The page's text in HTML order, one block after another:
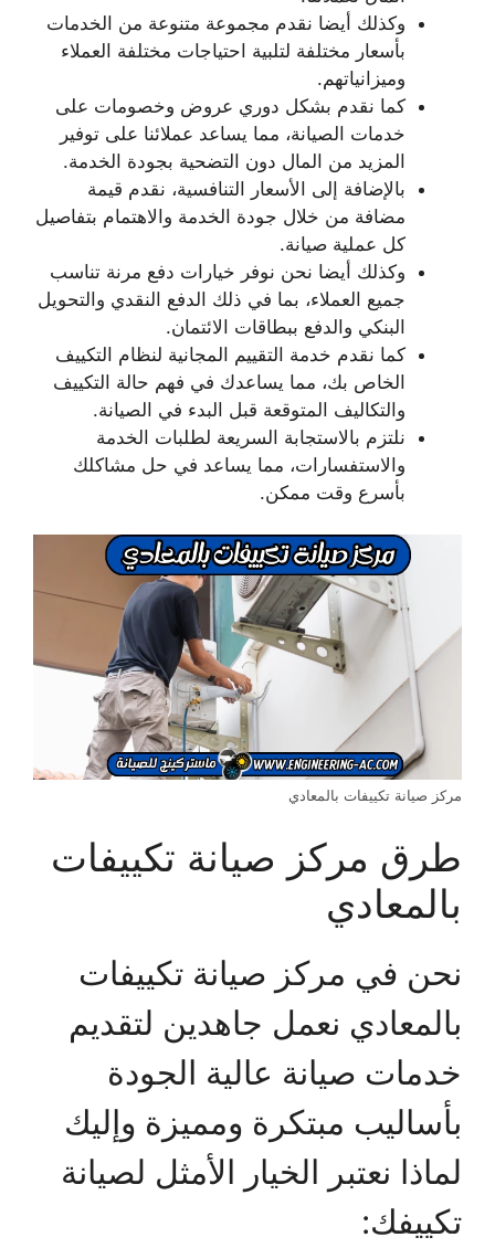
وكذلك أيضا نقدم مجموعة متنوعة من الخدمات
بأسعار مختلفة لتلبية احتياجات مختلفة العملاء
وميزانياتهم.
كما نقدم بشكل دوري عروض وخصومات على
خدمات الصيانة، مما يساعد عملائنا على توفير
المزيد من المال دون التضحية بجودة الخدمة.
بالإضافة إلى الأسعار التنافسية، نقدم قيمة
مضافة من خلال جودة الخدمة والاهتمام بتفاصيل
كل عملية صيانة.
وكذلك أيضا نحن نوفر خيارات دفع مرنة تناسب
جميع العملاء، بما في ذلك الدفع النقدي والتحويل
البنكي والدفع ببطاقات الائتمان.
كما نقدم خدمة التقييم المجانية لنظام التكييف
الخاص بك، مما يساعدك في فهم حالة التكييف
والتكاليف المتوقعة قبل البدء في الصيانة.
نلتزم بالاستجابة السريعة لطلبات الخدمة
والاستفسارات، مما يساعد في حل مشاكلك
بأسرع وقت ممكن.
مركز صيانة تكييفات بالمعادي
طرق مركز صيانة تكييفات
بالمعادي
نحن في مركز صيانة تكييفات
بالمعادي نعمل جاهدين لتقديم
خدمات صيانة عالية الجودة
بأساليب مبتكرة ومميزة وإليك
لماذا نعتبر الخيار الأمثل لصيانة
تكييفك: